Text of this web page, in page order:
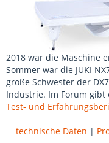
2018 war die Maschine
Sommer war die JUKI
große Schwester der
Industrie. Im Forum
Test- und
technische Daten |